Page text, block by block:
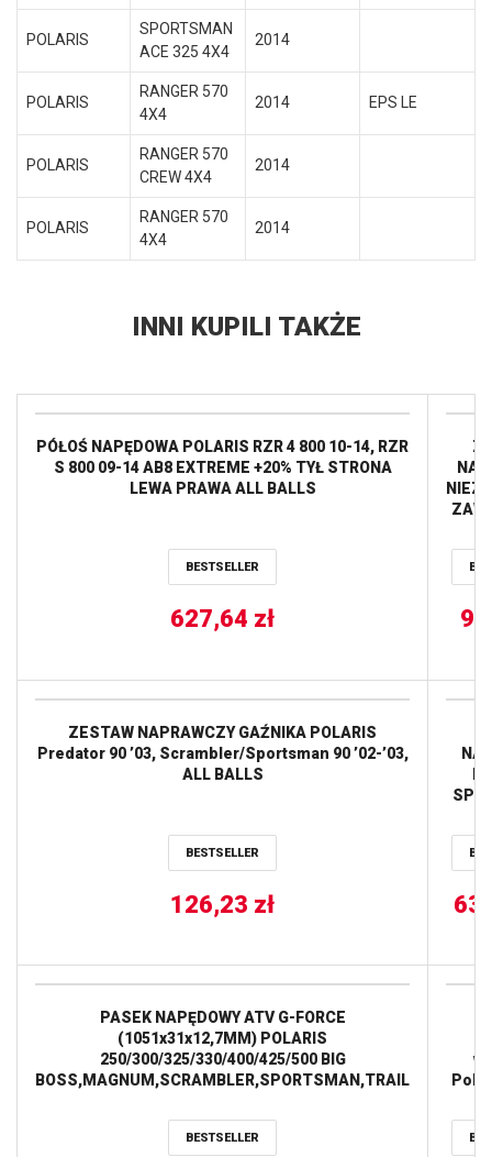
POLARIS
SPORTSMAN
ACE 325 4X4
2014
POLARIS
RANGER 570
4X4
2014 EPS LE
POLARIS
RANGER 570
CREW 4X4
2014
POLARIS
RANGER 570
4X4
2014
INNI KUPILI TAKŻE
PÓŁOŚ NAPĘDOWA POLARIS RZR 4 800 10-14, RZR
S 800 09-14 AB8 EXTREME +20% TYŁ STRONA
LEWA PRAWA ALL BALLS
BESTSELLER
627,64 zł
800
ZESTAW NAPRAWCZY GAŹNIKA POLARIS
Predator 90 ’03, Scrambler/Sportsman 90 ’02-’03,
ALL BALLS
BESTSELLER
126,23 zł
/
PASEK NAPĘDOWY ATV G-FORCE
(1051x31x12,7MM) POLARIS
250/300/325/330/400/425/500 BIG
BOSS,MAGNUM,SCRAMBLER,SPORTSMAN,TRAIL
BOSS,XPLORER,XPRESS,RANGER,WORKER ’85-’16
(20G4022) GATES
BESTSELLER